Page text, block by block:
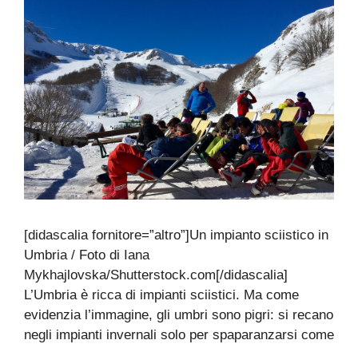
[didascalia fornitore=”altro”]Un impianto sciistico in
Umbria / Foto di Iana
Mykhajlovska/Shutterstock.com[/didascalia]
L’Umbria è ricca di impianti sciistici. Ma come
evidenzia l’immagine, gli umbri sono pigri: si recano
negli impianti invernali solo per spaparanzarsi come